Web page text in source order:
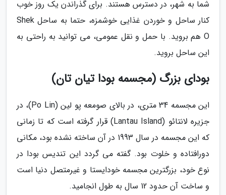
شما به شهر، در دسترس هستند. برای گذراندن یک روز خوب
کنار ساحل و خوردن غذایی خوشمزه، حتما به ساحل Shek
O هم بروید. با حمل و نقل عمومی، می توانید به راحتی به
این ساحل بروید.
بودای بزرگ (مجسمه بودا تیان تان)
این مجسمه 34 متری، در بالای صومعه پو لین (Po Lin)، در
جزیره لانتائو (Lantau Island) قرار گرفته است که تا زمانی
که این مجسمه در سال 1993 در آن ساخته نشده بود، مکانی
دورافتاده و خلوت بود. گفته می گردد این تندیس بودا در
نوع خود، بزرگترین مجسمه خودایستا و غیرمتصل دنیا است
و ساخت آن حدود 12 سال به طول انجامید.